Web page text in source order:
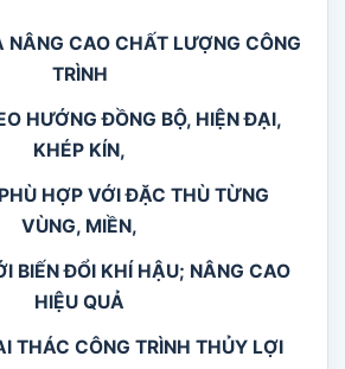
NÂNG CAO CHẤT LƯỢNG CÔNG
TRÌNH
HƯỚNG ĐỒNG BỘ, HIỆN ĐẠI,
KHÉP KÍN,
HỢP VỚI ĐẶC THÙ TỪNG
VÙNG, MIỀN,
BIẾN ĐỔI KHÍ HẬU; NÂNG CAO
HIỆU QUẢ
THÁC CÔNG TRÌNH THỦY LỢI